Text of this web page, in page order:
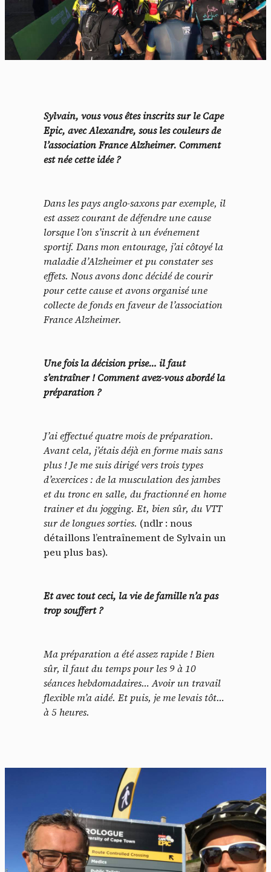
Sylvain, vous vous êtes inscrits sur le Cape
Epic, avec Alexandre, sous les couleurs de
l’association France Alzheimer. Comment
est née cette idée ?
Dans les pays anglo-saxons par exemple, il
est assez courant de défendre une cause
lorsque l’on s’inscrit à un événement
sportif. Dans mon entourage, j’ai côtoyé la
maladie d’Alzheimer et pu constater ses
effets. Nous avons donc décidé de courir
pour cette cause et avons organisé une
collecte de fonds en faveur de l’association
France Alzheimer.
Une fois la décision prise… il faut
s’entraîner ! Comment avez-vous abordé la
préparation ?
J’ai effectué quatre mois de préparation.
Avant cela, j’étais déjà en forme mais sans
plus ! Je me suis dirigé vers trois types
d’exercices : de la musculation des jambes
et du tronc en salle, du fractionné en home
trainer et du jogging. Et, bien sûr, du VTT
sur de longues sorties. (ndlr : nous
détaillons l’entraînement de Sylvain un
peu plus bas).
Et avec tout ceci, la vie de famille n’a pas
trop souffert ?
Ma préparation a été assez rapide ! Bien
sûr, il faut du temps pour les 9 à 10
séances hebdomadaires… Avoir un travail
flexible m’a aidé. Et puis, je me levais tôt…
à 5 heures.